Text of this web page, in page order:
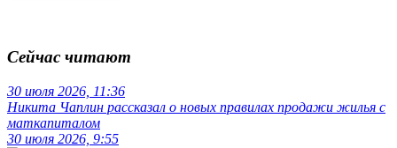
Сейчас читают
30 июля 2026, 11:36
Никита Чаплин рассказал о новых правилах продажи жилья с
маткапиталом
30 июля 2026, 9:55